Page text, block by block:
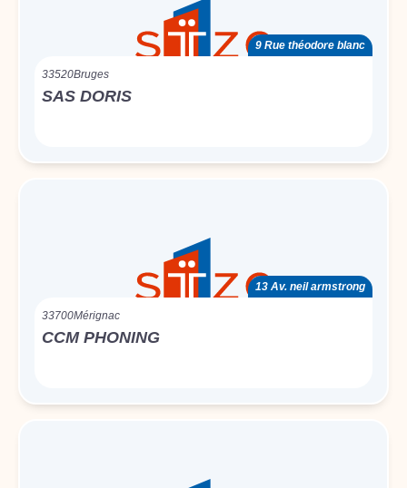
9 Rue théodore blanc
33520Bruges
SAS DORIS
13 Av. neil armstrong
33700Mérignac
CCM PHONING